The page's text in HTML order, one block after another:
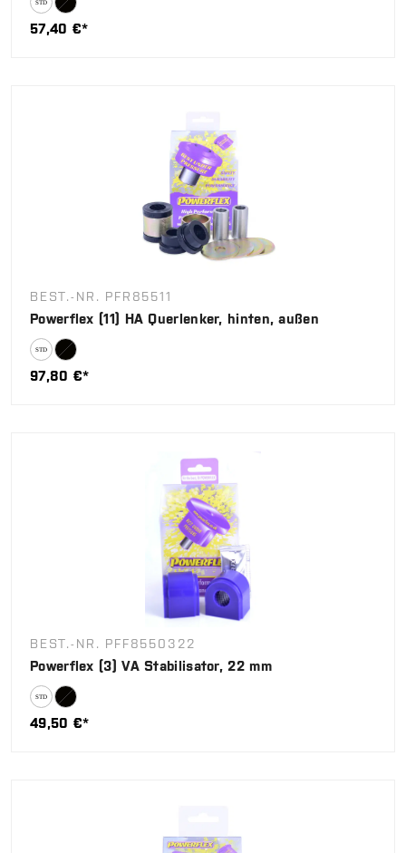
57,40 €*
BEST.-NR. PFR85511
Powerflex (11) HA Querlenker, hinten, außen
97,80 €*
BEST.-NR. PFF8550322
Powerflex (3) VA Stabilisator, 22 mm
49,50 €*